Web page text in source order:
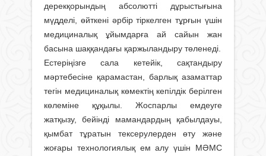
дерекқорындың абсолютті дұрыстығына
мүдделі, өйткені әрбір тіркелген тұрғын үшін
медициналық ұйымдарға ай сайын жан
басына шаққандағы қаржыландыру төленеді.
Естеріңізге сала кетейік, сақтандыру
мәртебесіне қарамастан, барлық азаматтар
тегін медициналық көмектің кепілдік берілген
көлеміне құқылы. Жоспарлы емдеуге
жатқызу, бейінді мамандардың қабылдауы,
қымбат тұратын тексерулерден өту және
жоғары технологиялық ем алу үшін МӘМС